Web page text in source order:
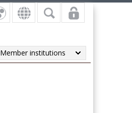
Member institutions